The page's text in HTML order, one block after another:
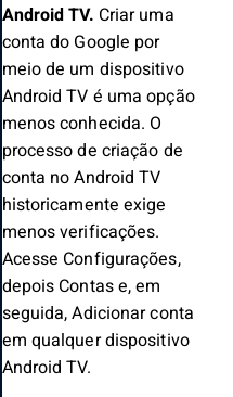
Android TV. Criar uma
conta do Google por
meio de um dispositivo
Android TV é uma opção
menos conhecida. O
processo de criação de
conta no Android TV
historicamente exige
menos verificações.
Acesse Configurações,
depois Contas e, em
seguida, Adicionar conta
em qualquer dispositivo
Android TV.